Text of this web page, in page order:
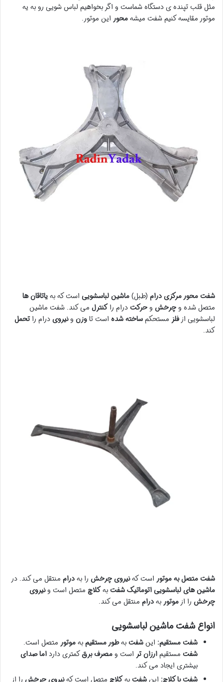
مثل قلب تپنده ی دستگاه شماست و اگر بخواهیم لباس شویی رو به یه
موتور مقایسه کنیم شفت میشهمحور این موتور.
شفتمحور مرکزیدرام (طبل)ماشین لباسشویی است که بهیاتاقان ها
متصل شده وچرخش وحرکتدرام راکنترل می کند. شفت ماشین
لباسشویی ازفلز مستحکمساخته شده است تاوزن ونیرویدرام راتحمل
کند.
شفتمتصل به موتور است کهنیروی چرخش را بهدرام منتقل می کند. در
ماشین های لباسشویی اتوماتیکشفتبهکلاچ متصل است ونیروی
چرخش را ازموتوربهدرام منتقل می کند.
انواع شفت ماشین لباسشویی
شفت مستقیم: اینشفتبهطور مستقیمبهموتور متصل است.
شفت مستقیمارزان تر است ومصرف برقکمتری دارداماصدای
بیشتری ایجاد می کند.
شفت با کلاچ: اینشفتبهکلاچ متصل است کهنیروی چرخش را از